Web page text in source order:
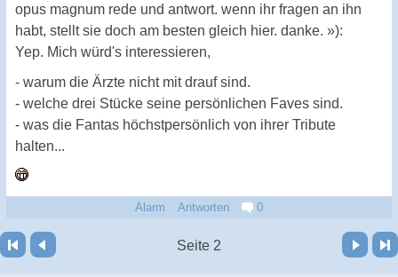
opus magnum rede und antwort. wenn ihr fragen an ihn
habt, stellt sie doch am besten gleich hier. danke. »):
Yep. Mich würd's interessieren,
- warum die Ärzte nicht mit drauf sind.
- welche drei Stücke seine persönlichen Faves sind.
- was die Fantas höchstpersönlich von ihrer Tribute
halten...
Alarm Antworten 0
Seite 2
Vor Letzte Seite